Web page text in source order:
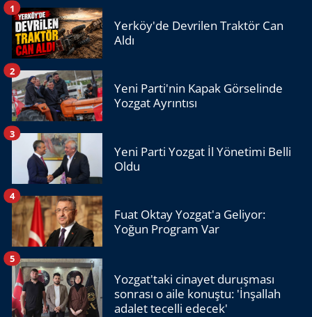
Yerköy'de Devrilen Traktör Can
Aldı
1
Yeni Parti'nin Kapak Görselinde
Yozgat Ayrıntısı
2
Yeni Parti Yozgat İl Yönetimi Belli
Oldu
3
Fuat Oktay Yozgat'a Geliyor:
Yoğun Program Var
4
Yozgat'taki cinayet duruşması
sonrası o aile konuştu: 'İnşallah
adalet tecelli edecek'
5